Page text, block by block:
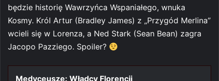
będzie historię Wawrzyńca Wspaniałego, wnuka
Kosmy. Król Artur (Bradley James) z „Przygód Merlina”
wcieli się w Lorenza, a Ned Stark (Sean Bean) zagra
Jacopo Pazziego. Spoiler?
Medyceusze: Władcy Florencji